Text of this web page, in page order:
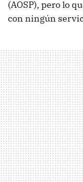
(AOSP), pero lo
con ningún